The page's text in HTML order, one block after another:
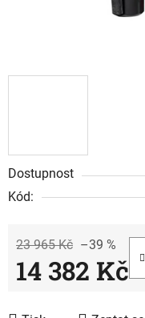
Dostupnost
Kód:
23 965 Kč –39 %
14 382 Kč